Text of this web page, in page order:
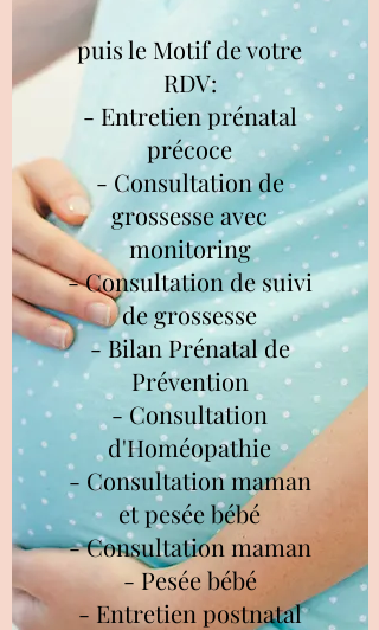
puis le Motif de votre
RDV:
- Entretien prénatal
précoce
- Consultation de
grossesse avec
monitoring
- Consultation de suivi
de grossesse
- Bilan Prénatal de
Prévention
- Consultation
d'Homéopathie
- Consultation maman
et pesée bébé
- Consultation maman
- Pesée bébé
- Entretien postnatal